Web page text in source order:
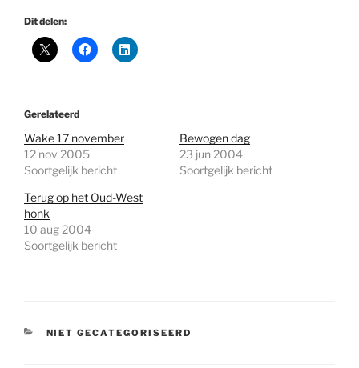
Dit delen:
Gerelateerd
Wake 17 november
12 nov 2005
Soortgelijk bericht
Bewogen dag
23 jun 2004
Soortgelijk bericht
Terug op het Oud-West
honk
10 aug 2004
Soortgelijk bericht
CATEGORIEËN
NIET GECATEGORISEERD